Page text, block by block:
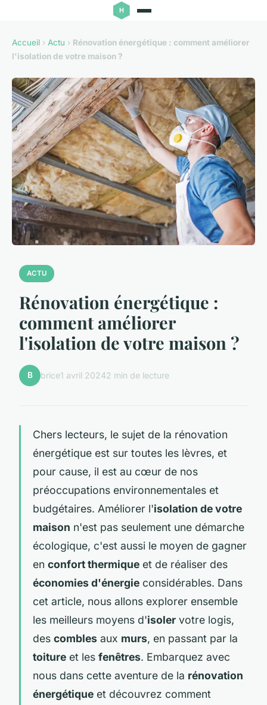
Accueil › Actu › Rénovation énergétique : comment améliorer
l'isolation de votre maison ?
ACTU
Rénovation énergétique :
comment améliorer
l'isolation de votre maison ?
B brice1 avril 20242 min de lecture
Chers lecteurs, le sujet de la rénovation
énergétique est sur toutes les lèvres, et
pour cause, il est au cœur de nos
préoccupations environnementales et
budgétaires. Améliorer l'isolation de votre
maison n'est pas seulement une démarche
écologique, c'est aussi le moyen de gagner
en confort thermique et de réaliser des
économies d'énergie considérables. Dans
cet article, nous allons explorer ensemble
les meilleurs moyens d'isoler votre logis,
des combles aux murs, en passant par la
toiture et les fenêtres. Embarquez avec
nous dans cette aventure de la rénovation
énergétique et découvrez comment